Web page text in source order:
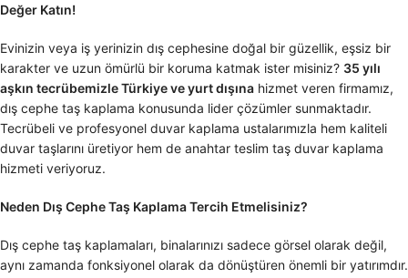
Değer Katın!
Evinizin veya iş yerinizin dış cephesine doğal bir güzellik, eşsiz bir
karakter ve uzun ömürlü bir koruma katmak ister misiniz? 35 yılı
aşkın tecrübemizle Türkiye ve yurt dışına hizmet veren firmamız,
dış cephe taş kaplama konusunda lider çözümler sunmaktadır.
Tecrübeli ve profesyonel duvar kaplama ustalarımızla hem kaliteli
duvar taşlarını üretiyor hem de anahtar teslim taş duvar kaplama
hizmeti veriyoruz.
Neden Dış Cephe Taş Kaplama Tercih Etmelisiniz?
Dış cephe taş kaplamaları, binalarınızı sadece görsel olarak değil,
aynı zamanda fonksiyonel olarak da dönüştüren önemli bir yatırımdır.